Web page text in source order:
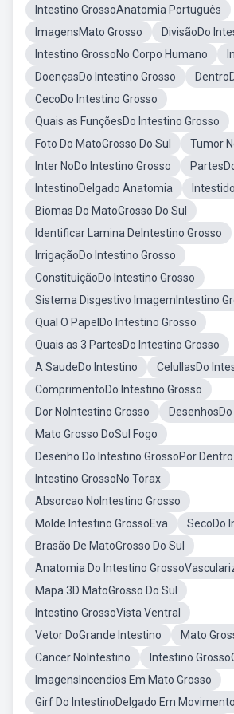
Intestino GrossoAnatomia Português
ImagensMato Grosso
DivisãoDo
Intestino GrossoNo Corpo Humano
DoençasDo Intestino Grosso
CecoDo Intestino Grosso
Quais as FunçõesDo Intestino Grosso
Foto Do MatoGrosso Do Sul
Tumor
Inter NoDo Intestino Grosso
IntestinoDelgado Anatomia
Biomas Do MatoGrosso Do Sul
Identificar Lamina DeIntestino Grosso
IrrigaçãoDo Intestino Grosso
ConstituiçãoDo Intestino Grosso
Sistema Disgestivo ImagemIntestino
Qual O PapelDo Intestino Grosso
Quais as 3 PartesDo Intestino Grosso
A SaudeDo Intestino
CelullasDo
ComprimentoDo Intestino Grosso
Dor NoIntestino Grosso
Mato Grosso DoSul Fogo
Desenho Do Intestino GrossoPor Dentro
Intestino GrossoNo Torax
Absorcao NoIntestino Grosso
Molde Intestino GrossoEva
SecoDo
Brasão De MatoGrosso Do Sul
Anatomia Do Intestino
Mapa 3D MatoGrosso Do Sul
Intestino GrossoVista Ventral
Vetor DoGrande Intestino
Mato
Cancer NoIntestino
Intestino
ImagensIncendios Em Mato Grosso
Girf Do IntestinoDelgado Em Movimento